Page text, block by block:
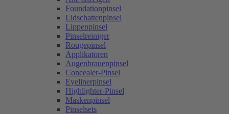
Foundationpinsel
Lidschattenpinsel
Lippenpinsel
Pinselreiniger
Rougepinsel
Applikatoren
Augenbrauenpinsel
Concealer-Pinsel
Eyelinerpinsel
Highlighter-Pinsel
Maskenpinsel
Pinselsets